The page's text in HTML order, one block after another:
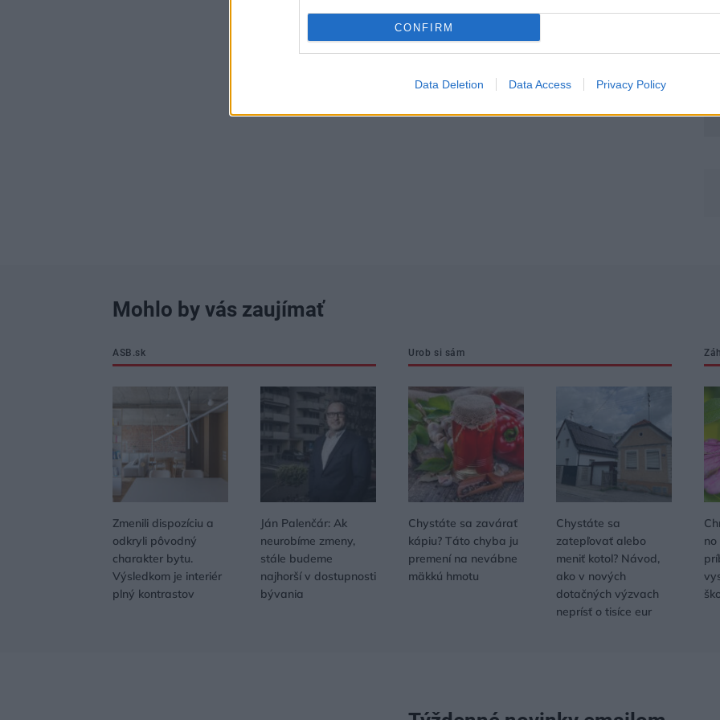
CONFIRM
Data Deletion Data Access Privacy Policy
Mohlo by vás zaujímať
ASB.sk
Zmenili dispozíciu a
odkryli pôvodný
charakter bytu.
Výsledkom je interiér
plný kontrastov
Ján Palenčár: Ak
neurobíme zmeny,
stále budeme
najhorší v dostupnosti
bývania
Urob si sám
Chystáte sa zavárať
kápiu? Táto chyba ju
premení na nevábne
mäkkú hmotu
Chystáte sa
zatepľovať alebo
meniť kotol? Návod,
ako v nových
dotačných výzvach
neprísť o tisíce eur
no